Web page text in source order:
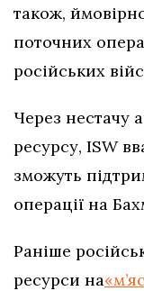
також,
поточних
російських
Через нестачу
ресурсу, ISW
зможуть
операції на
Раніше
ресурси на